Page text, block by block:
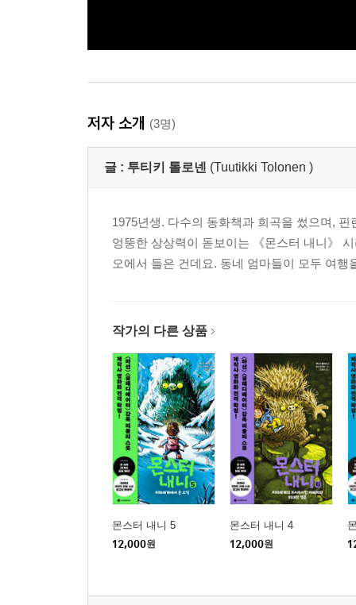
저자 소개 (3명)
글 : 투티키 톨로넨 (Tuutikki Tolonen )
1975년생. 다수의 동화책과 희곡을 썼으며,
엉뚱한 상상력이 돋보이는 《몬스터 내니》
오에서 들은 건데요. 동네 엄마들이 모두 여
작가의 다른 상품
몬스터 내니 5
12,000원
몬스터 내니 4
12,000원